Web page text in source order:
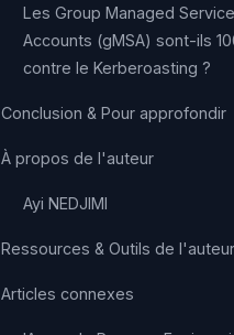
Les Group Managed Service
Accounts (gMSA) sont-ils
contre le Kerberoasting ?
Conclusion & Pour approfondir
À propos de l'auteur
Ayi NEDJIMI
Ressources & Outils de l'auteur
Articles connexes